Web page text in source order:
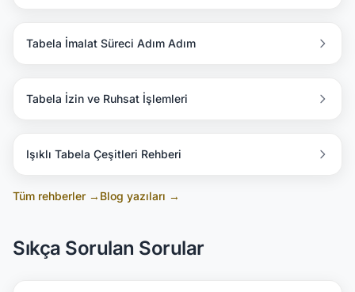
Tabela İmalat Süreci Adım Adım
Tabela İzin ve Ruhsat İşlemleri
Işıklı Tabela Çeşitleri Rehberi
Tüm rehberler → Blog yazıları →
Sıkça Sorulan Sorular